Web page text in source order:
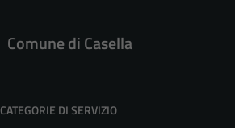
Comune di Casella
CATEGORIE DI SERVIZIO